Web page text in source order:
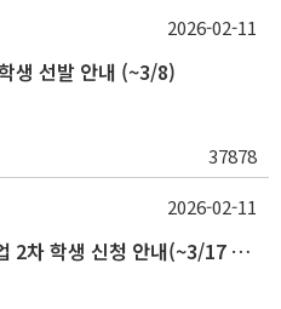
생 선발 안내 (~3/8)
37878
2026-02-11
2026-1학기 국가근로장학사업 2차 학생 신청 안내(~3/17 18:00)
2026-02-11